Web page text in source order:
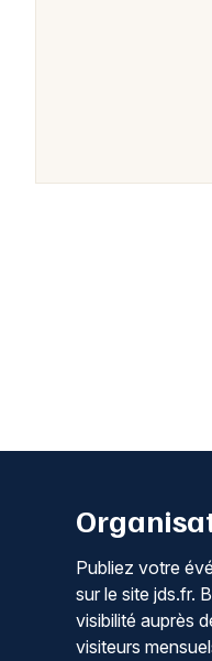
Publiez votre
sur le site jds.fr.
visibilité auprès
visiteurs